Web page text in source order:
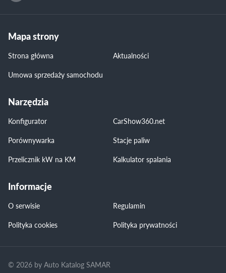
Mapa strony
Strona główna
Aktualności
Umowa sprzedaży samochodu
Narzędzia
Konfigurator
CarShow360.net
Porównywarka
Stacje paliw
Przelicznik kW na KM
Kalkulator spalania
Informacje
O serwisie
Regulamin
Polityka cookies
Polityka prywatności
© 2026 by Auto Katalog SAMAR